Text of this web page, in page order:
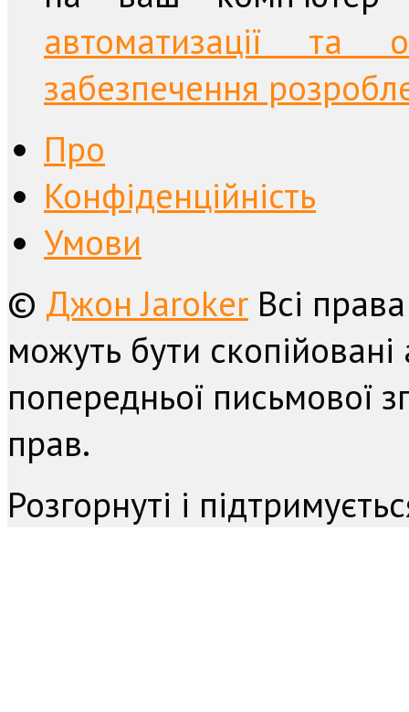
автоматизації та
забезпечення
Про
Конфіденційність
Умови
© Джон Jaroker Всі
можуть бути
попередньої письмової
прав.
Розгорнуті і